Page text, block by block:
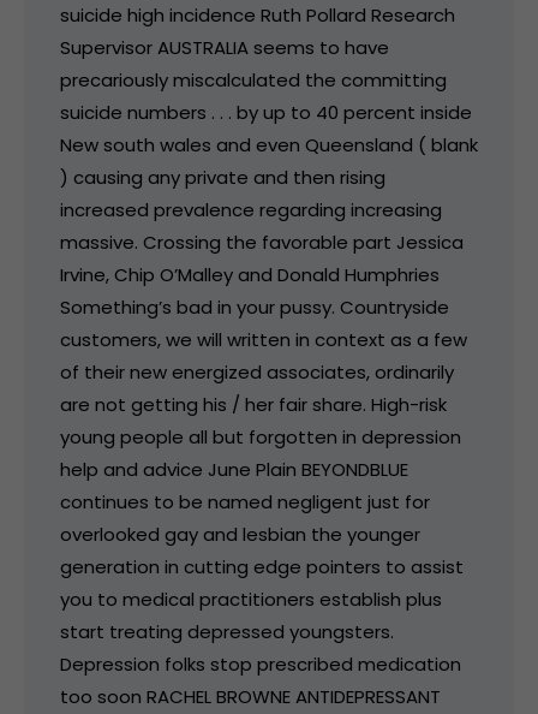
suicide high incidence Ruth Pollard Research
Supervisor AUSTRALIA seems to have
precariously miscalculated the committing
suicide numbers . . . by up to 40 percent inside
New south wales and even Queensland ( blank
) causing any private and then rising
increased prevalence regarding increasing
massive. Crossing the favorable part Jessica
Irvine, Chip O’Malley and Donald Humphries
Something’s bad in your pussy. Countryside
customers, we will written in context as a few
of their new energized associates, ordinarily
are not getting his / her fair share. High-risk
young people all but forgotten in depression
help and advice June Plain BEYONDBLUE
continues to be named negligent just for
overlooked gay and lesbian the younger
generation in cutting edge pointers to assist
you to medical practitioners establish plus
start treating depressed youngsters.
Depression folks stop prescribed medication
too soon RACHEL BROWNE ANTIDEPRESSANT